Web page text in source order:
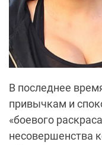
В последнее
привычкам и
«боевого
несовершенства